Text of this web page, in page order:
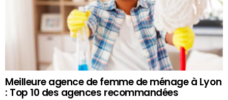
Meilleure agence de femme de ménage à Lyon
: Top 10 des agences recommandées